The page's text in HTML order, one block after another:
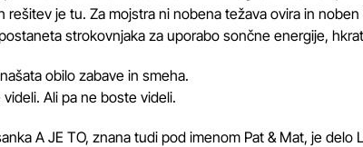
rešitev je tu. Za mojstra ni nobena težava ovira in
strokovnjaka za uporabo sončne energije,
obilo zabave in smeha.
Ali pa ne boste videli.
A JE TO, znana tudi pod imenom Pat & Mat, je delo